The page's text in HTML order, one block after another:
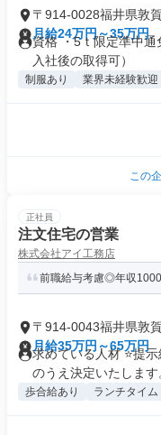
〒914-0028福井県敦
月給24万円～35万円
資格 ・5ｔ限定準中
入社後の取得可）
制服あり 業界未経験歓迎
この
正社員
注文住宅の営業
株式会社アイ工務店
前職給与考慮◎年収
〒914-0043福井県敦
月給35万円～65万円
求めている人材 ⭐提
のうえ決定いたします
歩合給あり ランチタイム